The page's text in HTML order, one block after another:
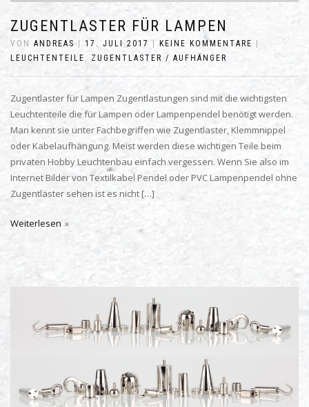
ZUGENTLASTER FÜR LAMPEN
VON ANDREAS | 17. JULI 2017 | KEINE KOMMENTARE |
LEUCHTENTEILE
ZUGENTLASTER / AUFHÄNGER
Zugentlaster für Lampen Zugentlastungen sind mit die wichtigsten
Leuchtenteile die für Lampen oder Lampenpendel benötigt werden.
Man kennt sie unter Fachbegriffen wie Zugentlaster, Klemmnippel
oder Kabelaufhängung. Meist werden diese wichtigen Teile beim
privaten Hobby Leuchtenbau einfach vergessen. Wenn Sie also im
Internet Bilder von Textilkabel Pendel oder PVC Lampenpendel ohne
Zugentlaster sehen ist es nicht […]
Weiterlesen